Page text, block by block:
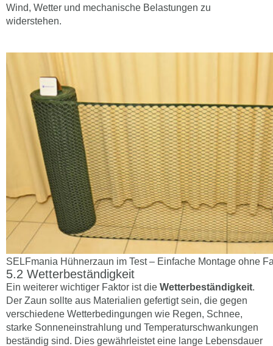
Wind, Wetter und mechanische Belastungen zu
widerstehen.
SELFmania Hühnerzaun im Test – Einfache Montage ohne
Wetterbeständigkeit
Ein weiterer wichtiger Faktor ist die Wetterbeständigkeit.
Der Zaun sollte aus Materialien gefertigt sein, die gegen
verschiedene Wetterbedingungen wie Regen, Schnee,
starke Sonneneinstrahlung und Temperaturschwankungen
beständig sind. Dies gewährleistet eine lange Lebensdauer